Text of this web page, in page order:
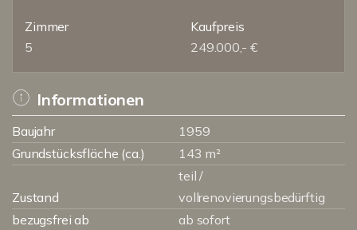
Zimmer
5
Kaufpreis
249.000,- €
Informationen
Baujahr
1959
Grundstücksfläche (ca.)
143 m²
Zustand
teil /
vollrenovierungsbedürftig
bezugsfrei ab
ab sofort